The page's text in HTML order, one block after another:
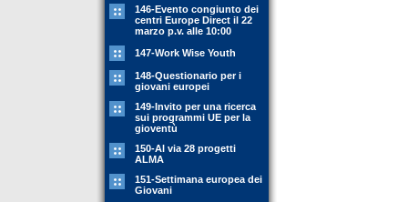
146-Evento congiunto dei
centri Europe Direct il 22
marzo p.v. alle 10:00
147-Work Wise Youth
148-Questionario per i
giovani europei
149-Invito per una ricerca
sui programmi UE per la
gioventù
150-Al via 28 progetti
ALMA
151-Settimana europea dei
Giovani